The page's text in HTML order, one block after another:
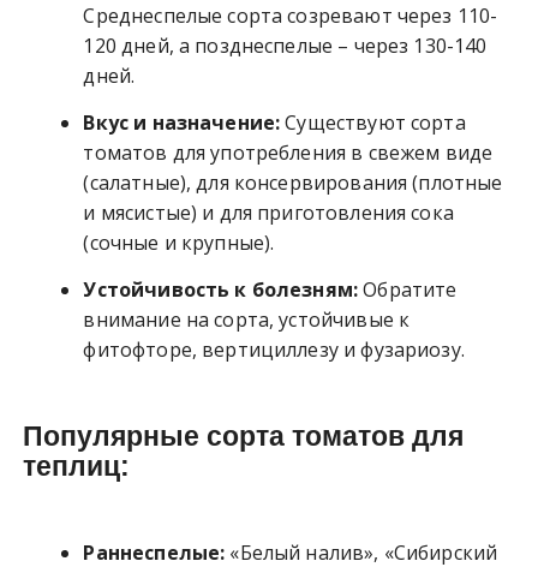
Среднеспелые сорта созревают через 110-
120 дней, а позднеспелые – через 130-140
дней.
Вкус и назначение:Существуют сорта
томатов для употребления в свежем виде
(салатные), для консервирования (плотные
и мясистые) и для приготовления сока
(сочные и крупные).
Устойчивость к болезням:Обратите
внимание на сорта, устойчивые к
фитофторе, вертициллезу и фузариозу.
Популярные сорта томатов для
теплиц:
Раннеспелые: «Белый налив», «Сибирский